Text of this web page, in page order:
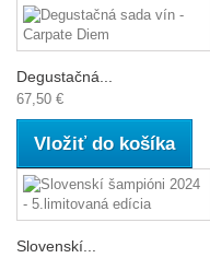
Degustačná...
67,50 €
Vložiť do košíka
Slovenskí...